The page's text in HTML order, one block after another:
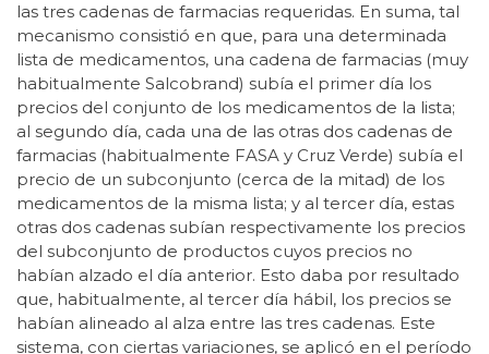
las tres cadenas de farmacias requeridas. En suma, tal
mecanismo consistió en que, para una determinada
lista de medicamentos, una cadena de farmacias (muy
habitualmente Salcobrand) subía el primer día los
precios del conjunto de los medicamentos de la lista;
al segundo día, cada una de las otras dos cadenas de
farmacias (habitualmente FASA y Cruz Verde) subía el
precio de un subconjunto (cerca de la mitad) de los
medicamentos de la misma lista; y al tercer día, estas
otras dos cadenas subían respectivamente los precios
del subconjunto de productos cuyos precios no
habían alzado el día anterior. Esto daba por resultado
que, habitualmente, al tercer día hábil, los precios se
habían alineado al alza entre las tres cadenas. Este
sistema, con ciertas variaciones, se aplicó en el período